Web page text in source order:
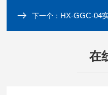
下一个： HX-GGC-04
在